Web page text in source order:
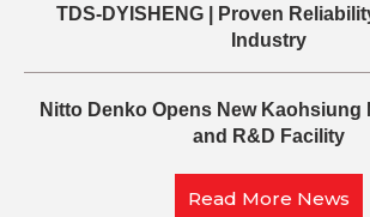
TDS-DYISHENG | Proven
Industry
Nitto Denko Opens New Kaohsiung
and R&D Facility
Read More News